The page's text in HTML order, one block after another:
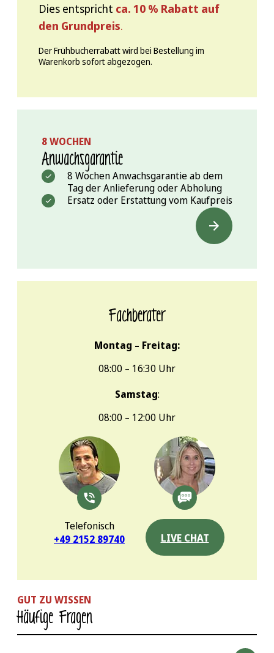
Dies entspricht ca. 10 % Rabatt auf
den Grundpreis.
Der Frühbucherrabatt wird bei Bestellung im
Warenkorb sofort abgezogen.
8 WOCHEN
Anwachs­garantie
8 Wochen Anwachsgarantie ab dem
Tag der Anlieferung oder Abholung
Ersatz oder Erstattung vom Kaufpreis
Fachberater
Montag – Freitag:
08:00 – 16:30 Uhr
Samstag:
08:00 – 12:00 Uhr
Telefonisch
+49 2152 89740
LIVE CHAT
GUT ZU WISSEN
Häufige Fragen